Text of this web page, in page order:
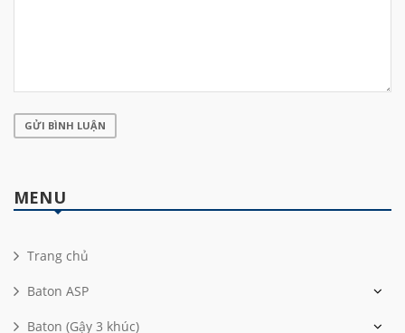
GỬI BÌNH LUẬN
MENU
Trang chủ
Baton ASP
Baton (Gậy 3 khúc)